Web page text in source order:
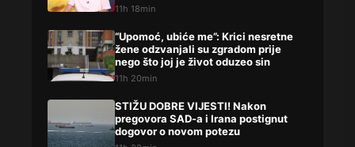
11h 18min
“Upomoć, ubiće me”: Krici nesretne
žene odzvanjali su zgradom prije
nego što joj je život oduzeo sin
11h 20min
STIŽU DOBRE VIJESTI! Nakon
pregovora SAD-a i Irana postignut
dogovor o novom potezu